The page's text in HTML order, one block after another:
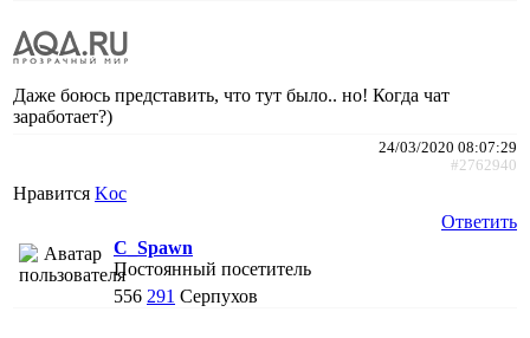
Даже боюсь представить, что тут было.. но! Когда чат
заработает?)
24/03/2020 08:07:29
#2762940
Нравится Koc
Ответить
C_Spawn
Постоянный посетитель
556 291 Серпухов